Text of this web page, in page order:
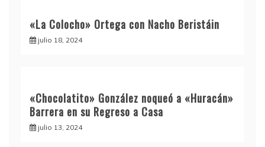
«La Colocho» Ortega con Nacho Beristáin
julio 18, 2024
«Chocolatito» González noqueó a «Huracán»
Barrera en su Regreso a Casa
julio 13, 2024